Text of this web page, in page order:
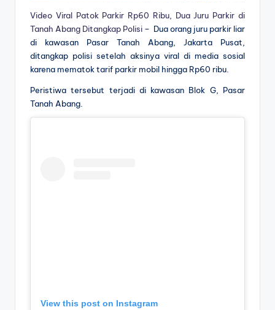
Video Viral Patok Parkir Rp60 Ribu, Dua Juru Parkir di
Tanah Abang Ditangkap Polisi – Dua orang juru parkir liar
di kawasan Pasar Tanah Abang, Jakarta Pusat,
ditangkap polisi setelah aksinya viral di media sosial
karena mematok tarif parkir mobil hingga Rp60 ribu.
Peristiwa tersebut terjadi di kawasan Blok G, Pasar
Tanah Abang.
View this post on Instagram